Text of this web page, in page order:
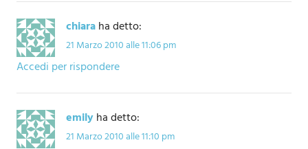
chiaraha detto:
21 Marzo 2010 alle 11:06 pm
Accedi per rispondere
emilyha detto:
21 Marzo 2010 alle 11:10 pm